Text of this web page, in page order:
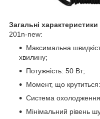
Загальні характеристики
201n-new:
Максимальна
хвилину;
Потужність: 50 Вт;
Момент, що
Система охолодження
Мінімальний рівень